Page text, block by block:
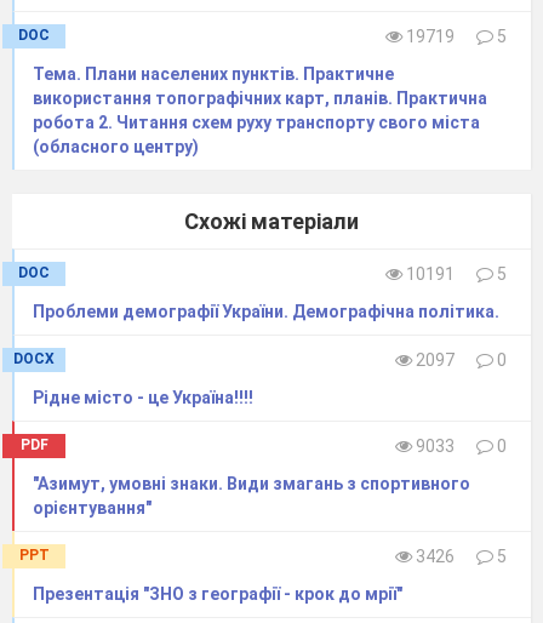
зондування Землі,
сфери їх практичного
застосування.
Орієнтовні теми для
оптимального
маршруту руху між
об’єктами свого
району за допомогою
використання даних
зондування Землі
закономірності
DOC 19719
5
Тема. Плани населених пунктів. Практичне
використання топографічних карт, планів. Практична
робота 2. Читання схем руху транспорту свого міста
(обласного центру)
Схожі матеріали
DOC 10191
5
Проблеми демографії України. Демографічна політика.
DOCX 2097
0
Рідне місто - це Україна!!!!
PDF 9033
0
"Азимут, умовні знаки. Види змагань з спортивного
орієнтування"
PPT 3426
5
Презентація "ЗНО з географії - крок до мрії"